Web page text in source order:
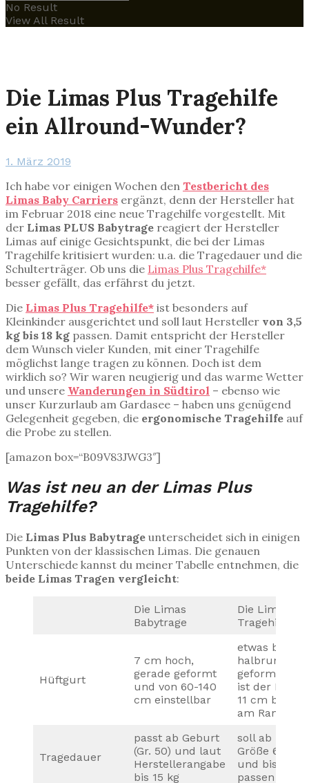
No Result
View All Result
Die Limas Plus Tragehilfe
ein Allround-Wunder?
1. März 2019
Ich habe vor einigen Wochen den Testbericht des
Limas Baby Carriers ergänzt, denn der Hersteller hat
im Februar 2018 eine neue Tragehilfe vorgestellt. Mit
der Limas PLUS Babytrage reagiert der Hersteller
Limas auf einige Gesichtspunkt, die bei der Limas
Tragehilfe kritisiert wurden: u.a. die Tragedauer und die
Schulterträger. Ob uns die Limas Plus Tragehilfe*
besser gefällt, das erfährst du jetzt.
Die Limas Plus Tragehilfe* ist besonders auf
Kleinkinder ausgerichtet und soll laut Hersteller von 3,5
kg bis 18 kg passen. Damit entspricht der Hersteller
dem Wunsch vieler Kunden, mit einer Tragehilfe
möglichst lange tragen zu können. Doch ist dem
wirklich so? Wir waren neugierig und das warme Wetter
und unsere Wanderungen in Südtirol – ebenso wie
unser Kurzurlaub am Gardasee – haben uns genügend
Gelegenheit gegeben, die ergonomische Tragehilfe auf
die Probe zu stellen.
[amazon box=“B09V83JWG3″]
Was ist neu an der Limas Plus
Tragehilfe?
Die Limas Plus Babytrage unterscheidet sich in einigen
Punkten von der klassischen Limas. Die genauen
Unterschiede kannst du meiner Tabelle entnehmen, die
beide Limas Tragen vergleicht:
Die Limas
Babytrage
Die Limas
Tragehilfe
Hüftgurt
7 cm hoch,
gerade geformt
und von 60-140
cm einstellbar
etwas breiter,
halbrund
geformt
ist der
11 cm breit
am Rand 8
Tragedauer
passt ab Geburt
(Gr. 50) und laut
Herstellerangabe
bis 15 kg
soll ab
Größe 62/68
und bis 18 kg
passen